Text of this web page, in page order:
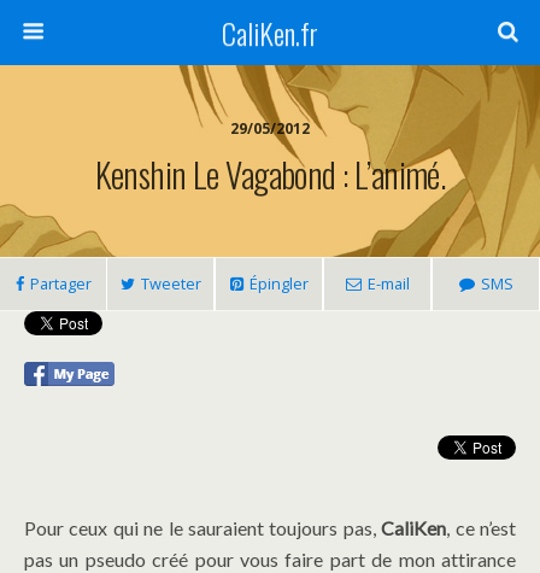
CaliKen.fr
29/05/2012
Kenshin Le Vagabond : L’animé.
Partager Tweeter Épingler E-mail SMS
Pour ceux qui ne le sauraient toujours pas,CaliKen, ce n’est
pas un pseudo créé pour vous faire part de mon attirance